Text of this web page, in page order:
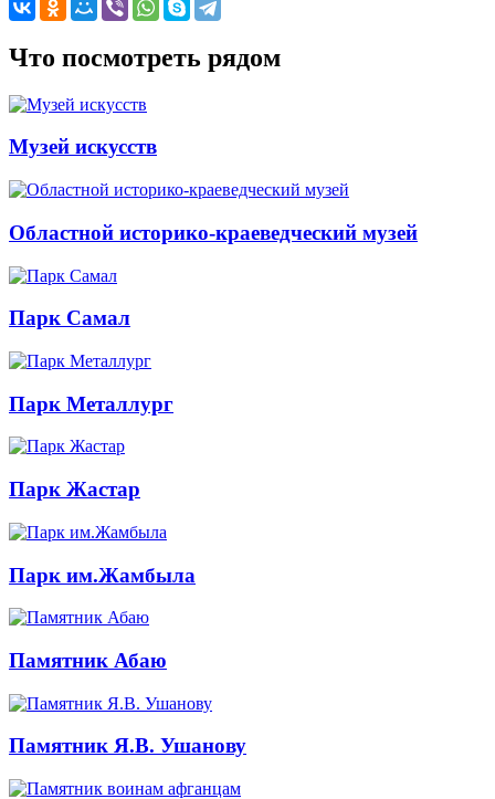
Что посмотреть рядом
Музей искусств
Областной историко-краеведческий музей
Парк Самал
Парк Металлург
Парк Жастар
Парк им.Жамбыла
Памятник Абаю
Памятник Я.В. Ушанову